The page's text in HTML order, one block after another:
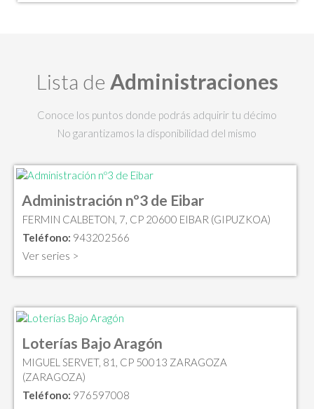
Lista de Administraciones
Conoce los puntos donde podrás adquirir tu décimo
No garantizamos la disponibilidad del mismo
Administración nº3 de Eibar
FERMIN CALBETON, 7, CP 20600 EIBAR (GIPUZKOA)
Teléfono: 943202566
Ver series >
Loterías Bajo Aragón
MIGUEL SERVET, 81, CP 50013 ZARAGOZA
(ZARAGOZA)
Teléfono: 976597008